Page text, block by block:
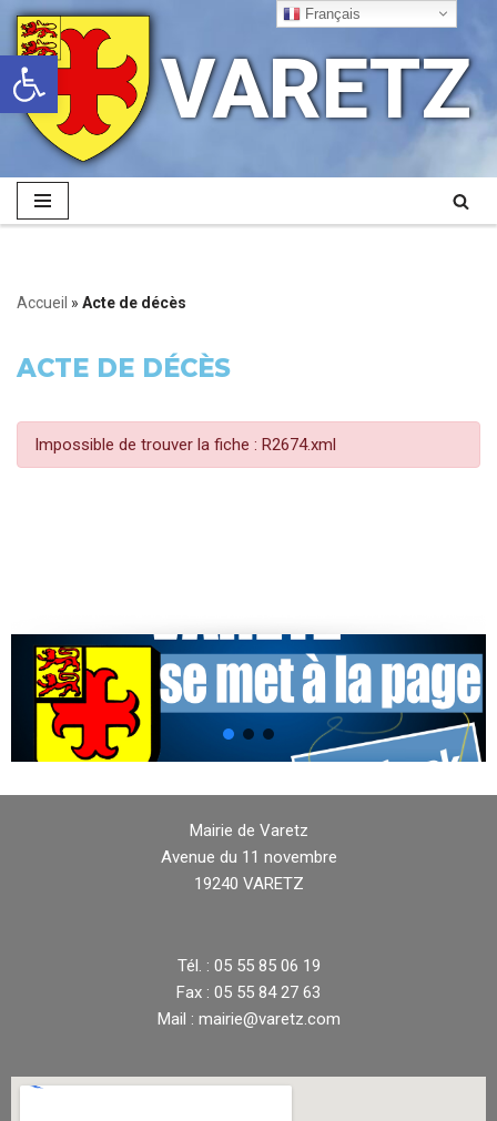
Ouvrir la barre d’outils
Aller
au
contenu
VARETZ
Accueil » Acte de décès
ACTE DE DÉCÈS
Impossible de trouver la fiche : R2674.xml
Mairie de Varetz
Avenue du 11 novembre
19240 VARETZ
Tél. : 05 55 85 06 19
Fax : 05 55 84 27 63
Mail : mairie@varetz.com
Français